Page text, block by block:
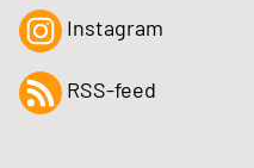
Instagram
RSS-feed